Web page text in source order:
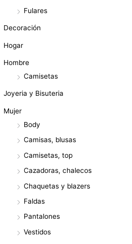
Fulares
Decoración
Hogar
Hombre
Camisetas
Joyeria y Bisuteria
Mujer
Body
Camisas, blusas
Camisetas, top
Cazadoras, chalecos
Chaquetas y blazers
Faldas
Pantalones
Vestidos